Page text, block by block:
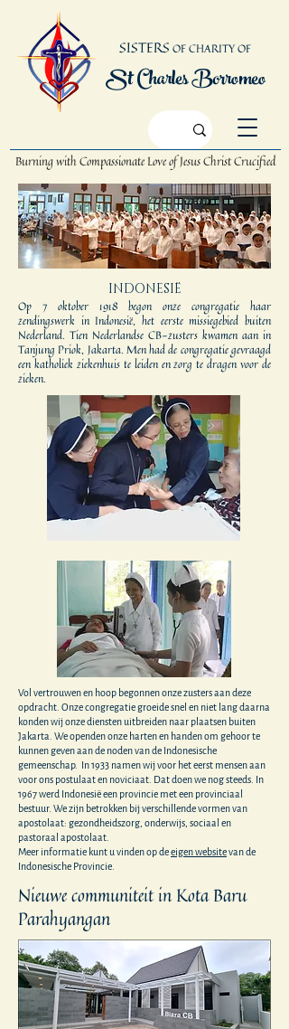
Burning with Compassionate Loveof Jesus Christ Crucified
St Charles Borromeo
SISTERS OF CHARITY OF
INDONESIË
Op 7 oktober 1918 begon onze congregatie haar
zendingswerk in Indonesië, het eerste missiegebied buiten
Nederland. Tien Nederlandse CB-zusters kwamen aan in
Tanjung Priok, Jakarta. Men had de congregatie gevraagd
een katholiek ziekenhuis te leiden en zorg te dragen voor de
zieken.
Vol vertrouwen en hoop begonnen onze zusters aan deze
opdracht. Onze congregatie groeide snel en niet lang daarna
konden wij onze diensten uitbreiden naar plaatsen buiten
Jakarta. We openden onze harten en handen om gehoor te
kunnen geven aan de noden van de Indonesische
gemeenschap. In 1933 namen wij voor het eerst mensen aan
voor ons postulaat en noviciaat. Dat doen we nog steeds. In
1967 werd Indonesië een provincie met een provinciaal
bestuur. We zijn betrokken bij verschillende vormen van
apostolaat: gezondheidszorg, onderwijs, sociaal en
pastoraal apostolaat.
Meer informatie kunt u vinden op deeigen websitevan de
Indonesische Provincie.
Nieuwe communiteit in Kota Baru
Parahyangan